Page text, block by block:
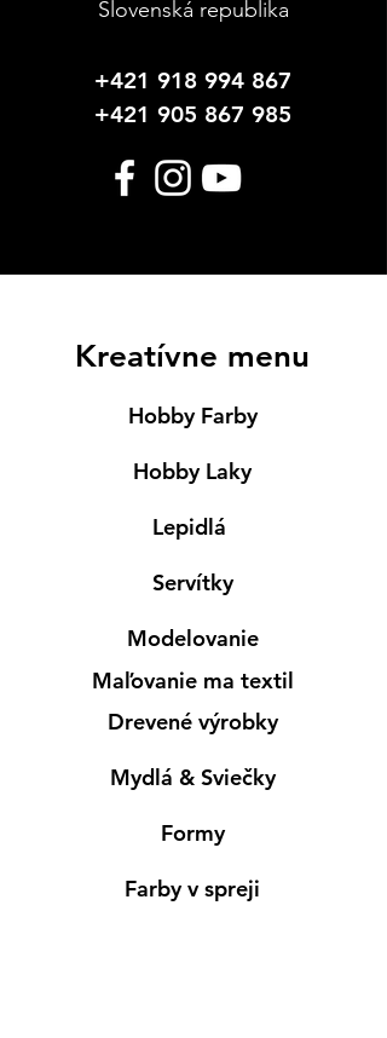
Slovenská republika
+421 918 994 867
+421 905 867 985
Kreatívne menu
Hobby Farby
Hobby Laky
Lepidlá
Servítky
Modelovanie
Maľovanie ma textil
Drevené výrobky
Mydlá & Sviečky
Formy
Farby v spreji